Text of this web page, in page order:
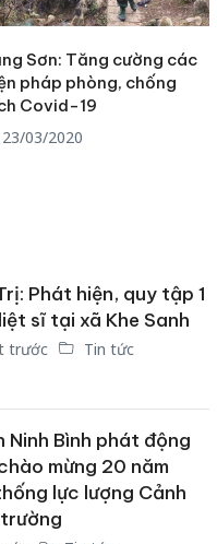
Sơn: Tăng cường các
pháp phòng, chống
Covid-19
23/03/2020
Phát hiện, quy tập 1
sĩ tại xã Khe Sanh
trước Tin tức
Ninh Bình phát động
mừng 20 năm
lực lượng Cảnh